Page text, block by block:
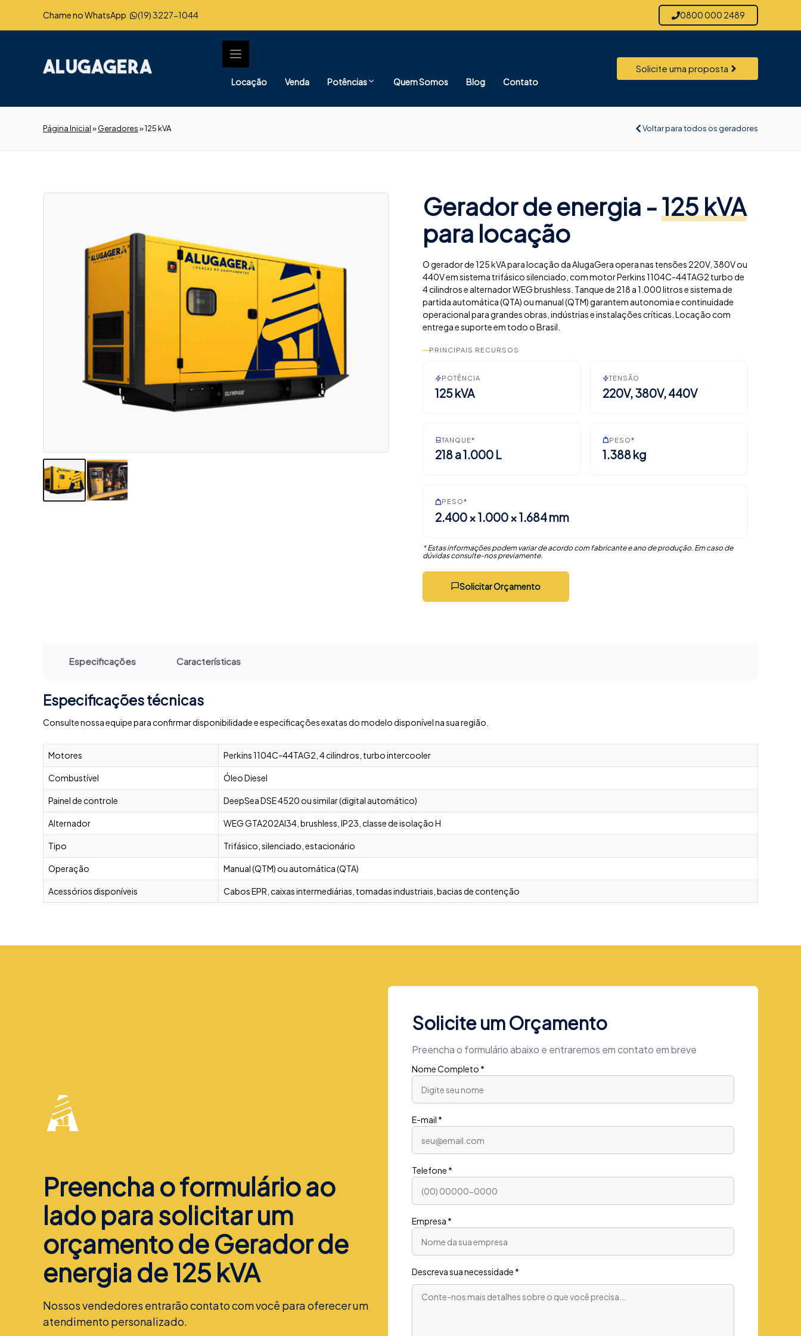
Chame no WhatsApp (19) 3227-1044 0800 000 2489
Locação Venda Potências Quem Somos Blog Contato
Solicite uma proposta
Página Inicial»Geradores»125 kVA Voltar para todos os geradores
Gerador de energia -125 kVA
para locação
O gerador de 125 kVA para locação da AlugaGera opera nas tensões 220V, 380V ou
440V em sistema trifásico silenciado, com motor Perkins 1104C-44TAG2 turbo de
4 cilindros e alternador WEG brushless. Tanque de 218 a 1.000 litros e sistema de
partida automática (QTA) ou manual (QTM) garantem autonomia e continuidade
operacional para grandes obras, indústrias e instalações críticas. Locação com
entrega e suporte em todo o Brasil.
PRINCIPAIS RECURSOS
POTÊNCIA
125 kVA
TENSÃO
220V, 380V, 440V
TANQUE*
218 a 1.000 L
PESO*
1.388 kg
PESO*
2.400 × 1.000 × 1.684 mm
*Estas informações podem variar de acordo com fabricante e ano de produção. Em caso de
dúvidas consulte-nos previamente.
Solicitar Orçamento
Especificações Características
Especificações técnicas
Consulte nossa equipe para confirmar disponibilidade e especificações exatas do modelo disponível na sua região.
Motores Perkins 1104C-44TAG2, 4 cilindros, turbo intercooler
Combustível Óleo Diesel
Painel de controle DeepSea DSE 4520 ou similar (digital automático)
Alternador WEG GTA202AI34, brushless, IP23, classe de isolação H
Tipo Trifásico, silenciado, estacionário
Operação Manual (QTM) ou automática (QTA)
Acessórios disponíveis Cabos EPR, caixas intermediárias, tomadas industriais, bacias de contenção
Preencha o formulário ao
lado para solicitar um
orçamento de Gerador de
energia de 125 kVA
Nossos vendedores entrarão contato com você para oferecer um
atendimento personalizado.
Solicite um Orçamento
Preencha o formulário abaixo e entraremos em contato em breve
Nome Completo *
E-mail *
Telefone *
Empresa *
Descreva sua necessidade *